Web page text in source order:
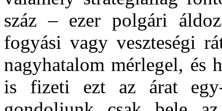
száz – ezer polgári
fogyási vagy veszteségi
nagyhatalom mérlegel, és
is fizeti ezt az árat